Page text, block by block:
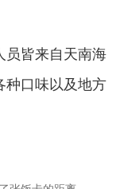
皆来自天南海
种口味以及地方